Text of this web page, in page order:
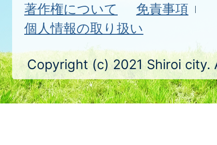
著作権について
免責事項
個人情報の取り扱い
Copyright (c) 2021 Shiroi city.